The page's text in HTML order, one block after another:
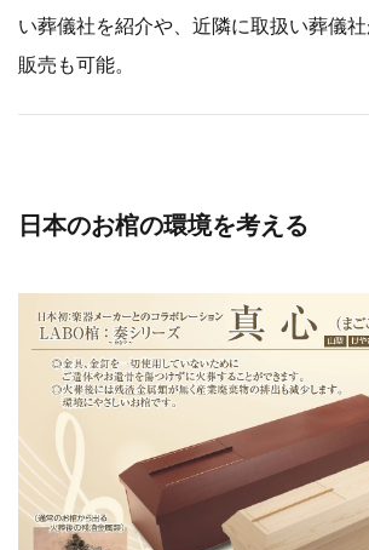
い葬儀社を紹介や、近隣に取扱い葬儀
販売も可能。
日本のお棺の環境を考える